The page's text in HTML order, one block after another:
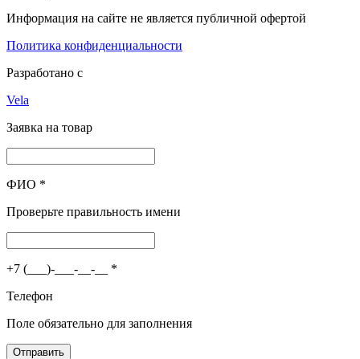
Информация на сайте не является публичной офертой
Политика конфиденциальности
Разработано с
Vela
Заявка на товар
ФИО *
Проверьте правильность имени
+7 (___)-___-__-__ *
Телефон
Поле обязательно для заполнения
Отправить